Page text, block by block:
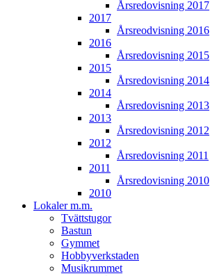
Årsredovisning 2017
2017
Årsreodvisning 2016
2016
Årsredovisning 2015
2015
Årsredovisning 2014
2014
Årsredovisning 2013
2013
Årsredovisning 2012
2012
Årsredovisning 2011
2011
Årsredovisning 2010
2010
Lokaler m.m.
Tvättstugor
Bastun
Gymmet
Hobbyverkstaden
Musikrummet